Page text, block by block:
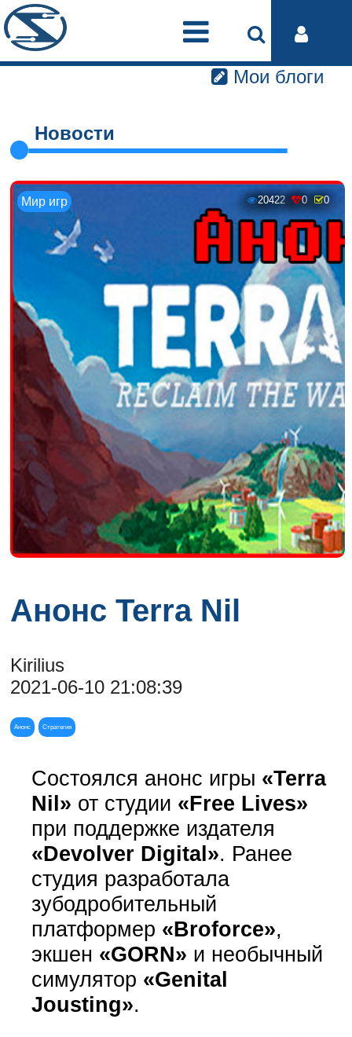
Мои блоги
Новости
Мир игр 20422 0 0
Анонс Terra Nil
Kirilius
2021-06-10 21:08:39
Анонс Стратегия
Состоялся анонс игры «Terra
Nil» от студии «Free Lives»
при поддержке издателя
«Devolver Digital». Ранее
студия разработала
зубодробительный
платформер «Broforce»,
экшен «GORN» и необычный
симулятор «Genital
Jousting».